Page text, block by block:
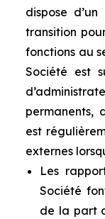
dispose
transition
fonctions au
Société est
permanents,
est
externes
Les
Société
de la part